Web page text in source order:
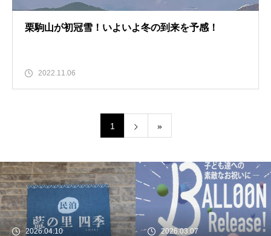
栗駒山が初冠雪！いよいよ冬の到来を予感！
2022.11.06
1 »
2026.03.07
2026.01.07
バルーンリリース2026 in 文字：
卒業入学お祝いイベント